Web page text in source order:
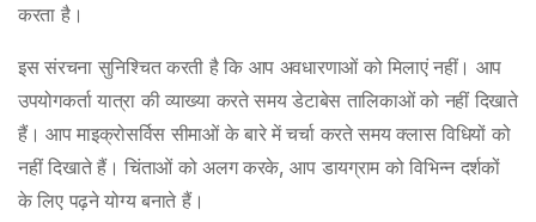
करता है।
इस संरचना सुनिश्चित करती है कि आप अवधारणाओं को मिलाएं नहीं। आप
उपयोगकर्ता यात्रा की व्याख्या करते समय डेटाबेस तालिकाओं को नहीं दिखाते
हैं। आप माइक्रोसर्विस सीमाओं के बारे में चर्चा करते समय क्लास विधियों को
नहीं दिखाते हैं। चिंताओं को अलग करके, आप डायग्राम को विभिन्न दर्शकों
के लिए पढ़ने योग्य बनाते हैं।